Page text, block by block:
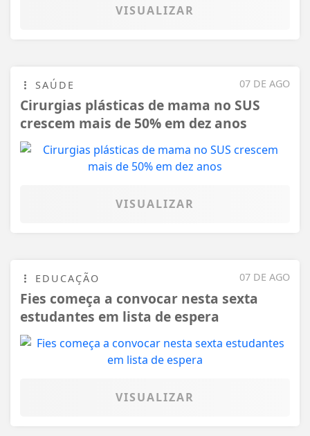
VISUALIZAR
07 DE AGO
SAÚDE
Cirurgias plásticas de mama no SUS
crescem mais de 50% em dez anos
VISUALIZAR
07 DE AGO
EDUCAÇÃO
Fies começa a convocar nesta sexta
estudantes em lista de espera
VISUALIZAR